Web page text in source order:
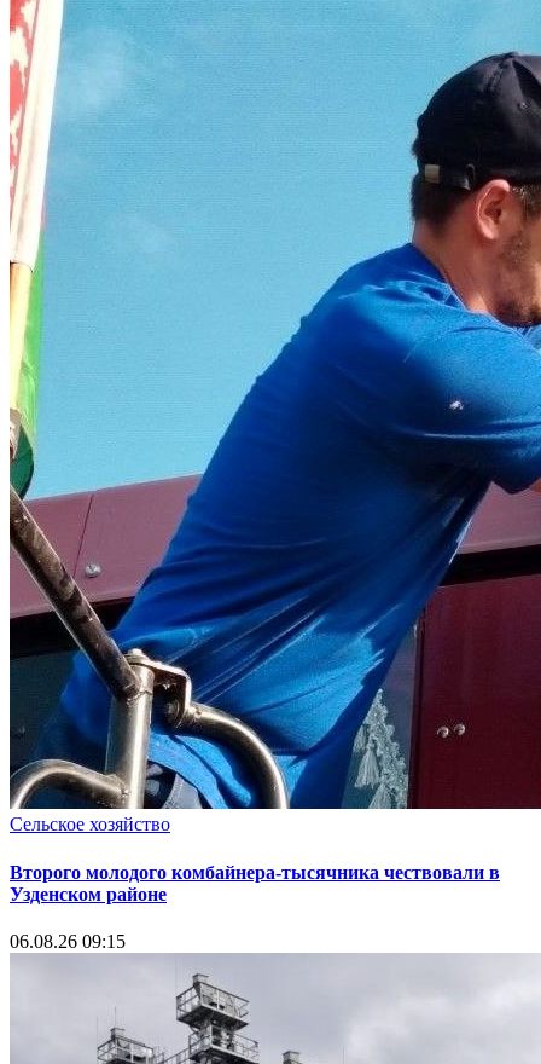
Сельское хозяйство
Второго молодого комбайнера-тысячника чествовали в
Узденском районе
06.08.26 09:15